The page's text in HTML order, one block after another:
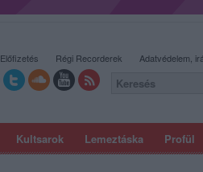
Kultsarok Lemeztáska Profül
Előfizetés Régi Recorderek Adatvédelem,